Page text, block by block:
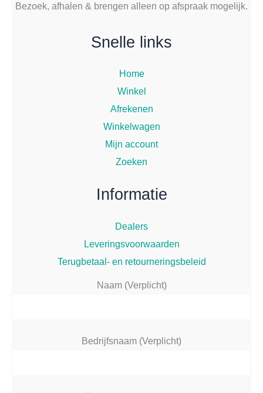
Bezoek, afhalen & brengen alleen op afspraak mogelijk.
Snelle links
Home
Winkel
Afrekenen
Winkelwagen
Mijn account
Zoeken
Informatie
Dealers
Leveringsvoorwaarden
Terugbetaal- en retourneringsbeleid
Naam (Verplicht)
Bedrijfsnaam (Verplicht)